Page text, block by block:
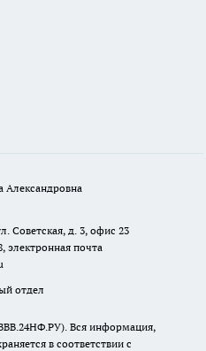
Александровна
Советская, д. 3, офис 23
электронная почта
отдел
Вся информация,
в соответствии с